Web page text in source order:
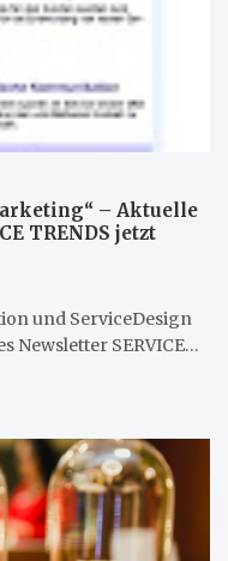
– Aktuelle
TRENDS jetzt
und ServiceDesign
Newsletter SERVICE…